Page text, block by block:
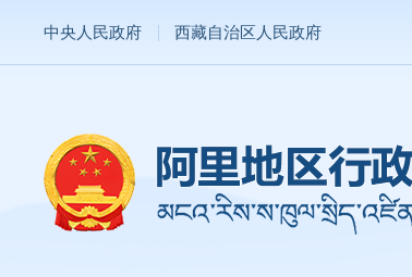
中央人民政府 西藏自治区人民政府